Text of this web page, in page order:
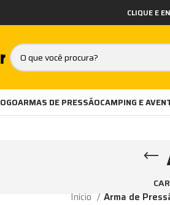
CLIQUE E
ARMAS DE PRESSÃOCAMPING E
Início Arma de